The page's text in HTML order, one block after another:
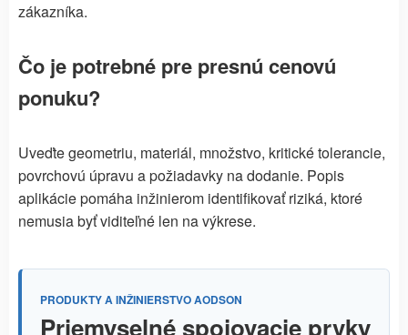
zákazníka.
Čo je potrebné pre presnú cenovú
ponuku?
Uveďte geometriu, materiál, množstvo, kritické tolerancie,
povrchovú úpravu a požiadavky na dodanie. Popis
aplikácie pomáha inžinierom identifikovať riziká, ktoré
nemusia byť viditeľné len na výkrese.
PRODUKTY A INŽINIERSTVO AODSON
Priemyselné spojovacie prvky